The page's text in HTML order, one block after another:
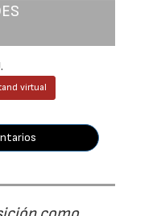
virtual